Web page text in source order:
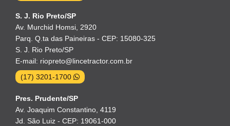
S. J. Rio Preto/SP
Av. Murchid Homsi, 2920
Parq. Q.ta das Paineiras - CEP: 15080-325
S. J. Rio Preto/SP
E-mail: riopreto@lincetractor.com.br
(17) 3201-1700
Pres. Prudente/SP
Av. Joaquim Constantino, 4119
Jd. São Luiz - CEP: 19061-000